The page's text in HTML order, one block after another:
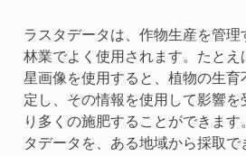
ラスタデータは、作物生産を管
林業でよく使用されます。たとえ
星画像を使用すると、植物の生育
定し、その情報を使用して影響を
り多くの施肥することができます
タデータを、ある地域から採取で